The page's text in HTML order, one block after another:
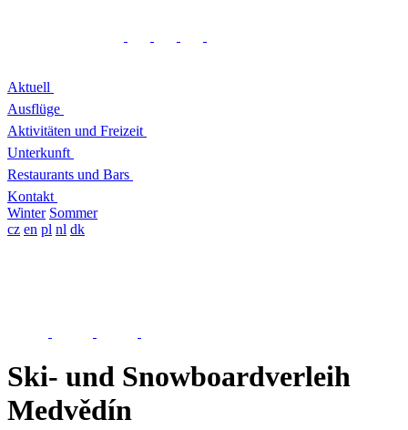
Aktuell
Ausflüge
Aktivitäten und Freizeit
Unterkunft
Restaurants und Bars
Kontakt
Winter Sommer
cz en pl nl dk
Ski- und Snowboardverleih
Medvědín